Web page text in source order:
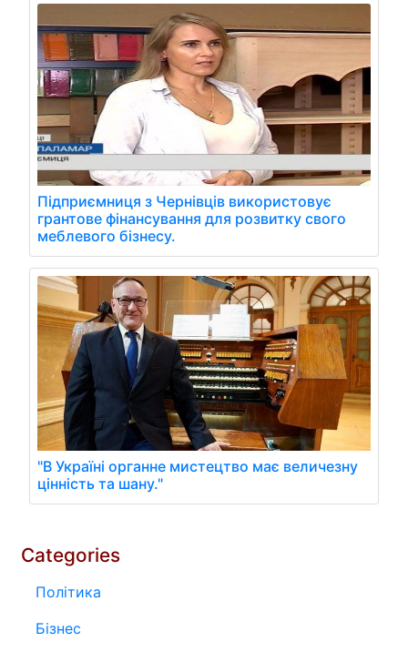
Підприємниця з Чернівців використовує
грантове фінансування для розвитку свого
меблевого бізнесу.
"В Україні органне мистецтво має величезну
цінність та шану."
Categories
Політика
Бізнес